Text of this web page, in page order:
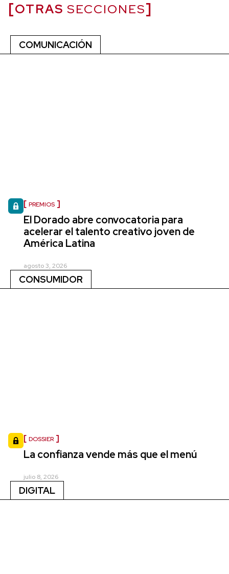
OTRAS SECCIONES
COMUNICACIÓN
PREMIOS
El Dorado abre convocatoria para
acelerar el talento creativo joven de
América Latina
agosto 3, 2026
CONSUMIDOR
DOSSIER
La confianza vende más que el menú
julio 8, 2026
DIGITAL